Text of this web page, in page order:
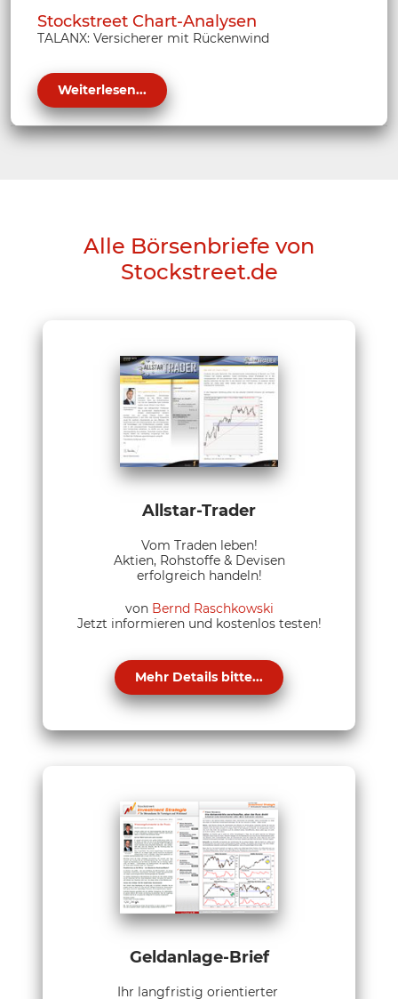
Stockstreet Chart-Analysen
TALANX: Versicherer mit Rückenwind
Weiterlesen...
Alle Börsenbriefe von
Stockstreet.de
Allstar-Trader
Vom Traden leben!
Aktien, Rohstoffe & Devisen
erfolgreich handeln!
von Bernd Raschkowski
Jetzt informieren und kostenlos testen!
Mehr Details bitte...
Geldanlage-Brief
Ihr langfristig orientierter